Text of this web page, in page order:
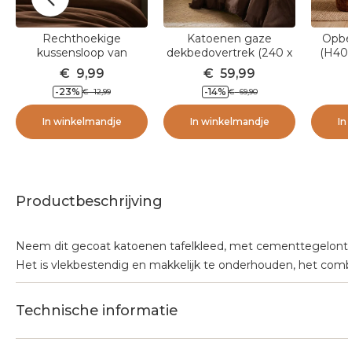
Rechthoekige
kussensloop van
katoenen gaze (50 x 70
cm) Gaia Bruin
€ 9,99
-23% € 12,99
In winkelmandje
Katoenen gaze
dekbedovertrek (240 x
220 cm) Gaïa Bruin
€ 59,99
-14% € 69,90
In winkelmandje
Productbeschrijving
Neem dit gecoat katoenen tafelkleed, met
Het is vlekbestendig en makkelijk te onderhouden, het
Technische informatie